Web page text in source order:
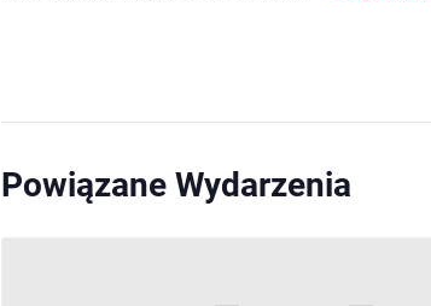
Powiązane Wydarzenia